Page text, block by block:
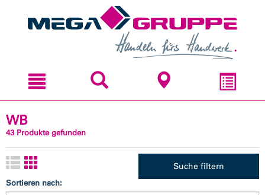
WB
43 Produkte gefunden
Suche filtern
Sortieren nach: